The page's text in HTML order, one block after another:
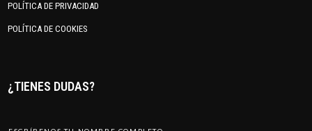
POLÍTICA DE PRIVACIDAD
POLÍTICA DE COOKIES
¿TIENES DUDAS?